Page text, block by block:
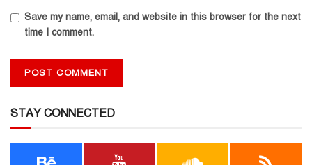
Save my name, email, and website in this browser for the next
time I comment.
STAY CONNECTED